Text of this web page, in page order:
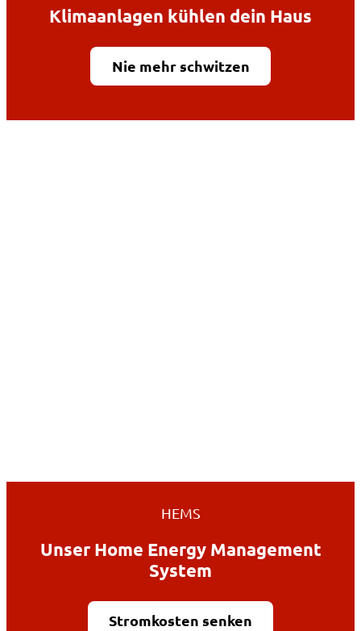
Klimaanlagen kühlen dein Haus
Nie mehr schwitzen
HEMS
Unser Home Energy Management
System
Stromkosten senken